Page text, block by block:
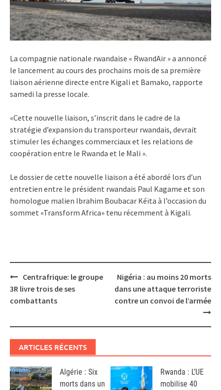
La compagnie nationale rwandaise « RwandAir » a annoncé
le lancement au cours des prochains mois de sa première
liaison aérienne directe entre Kigali et Bamako, rapporte
samedi la presse locale.
«Cette nouvelle liaison, s’inscrit dans le cadre de la
stratégie d’expansion du transporteur rwandais, devrait
stimuler les échanges commerciaux et les relations de
coopération entre le Rwanda et le Mali ».
Le dossier de cette nouvelle liaison a été abordé lors d’un
entretien entre le président rwandais Paul Kagame et son
homologue malien Ibrahim Boubacar Kéïta à l’occasion du
sommet «Transform Africa» tenu récemment à Kigali.
Post
navigation
Centrafrique: le groupe
3R livre trois de ses
combattants
Nigéria : au moins 20 morts
dans une attaque terroriste
contre un convoi de l’armée
ARTICLES RÉCENTS
Algérie : Six
morts dans un
Rwanda : L’UE
mobilise 40